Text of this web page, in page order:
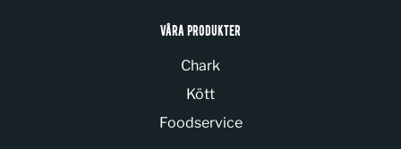
VÅRA PRODUKTER
Chark
Kött
Foodservice